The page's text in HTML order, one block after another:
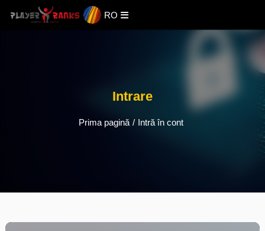
RO
Intrare
Prima pagină / Intră în cont